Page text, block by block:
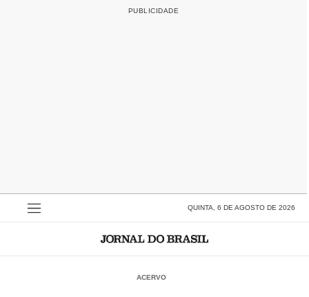
QUINTA, 6 DE AGOSTO DE 2026
ACERVO